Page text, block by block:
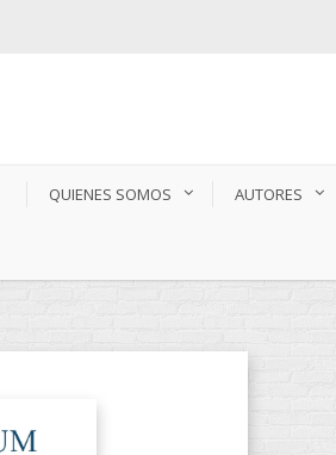
QUIENES SOMOS AUTORES